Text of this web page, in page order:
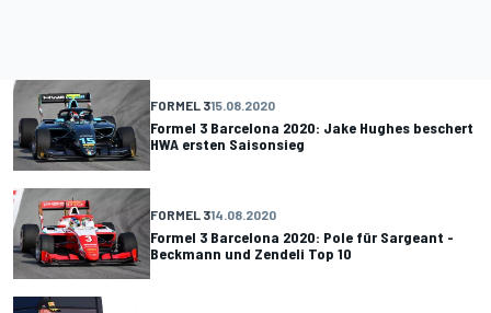
FORMEL 315.08.2020
Formel 3 Barcelona 2020: Jake Hughes beschert
HWA ersten Saisonsieg
FORMEL 314.08.2020
Formel 3 Barcelona 2020: Pole für Sargeant -
Beckmann und Zendeli Top 10